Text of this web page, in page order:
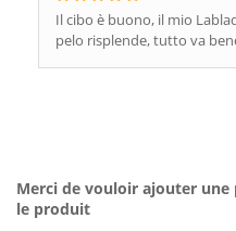
Il cibo è buono, il mio
pelo risplende, tutto va
Merci de vouloir ajouter
le produit